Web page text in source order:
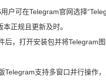
户可在Telegram官网选择
正规且更新及时。
后，打开安装包并将Telegram
Telegram支持多窗口并行操作